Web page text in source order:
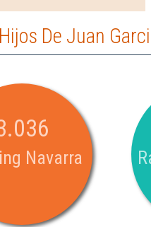
De Juan
Navarra